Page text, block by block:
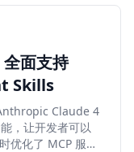
面支持
Skills
Claude 4
，让开发者可以
优化了 MCP 服务